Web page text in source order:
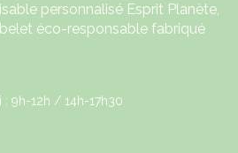
personnalisé Esprit Planète,
éco-responsable fabriqué
: 9h-12h / 14h-17h30